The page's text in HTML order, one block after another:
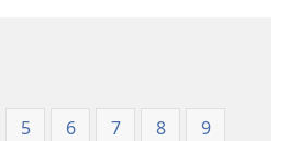
5 6 7 8
9